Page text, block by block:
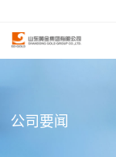
公司要闻